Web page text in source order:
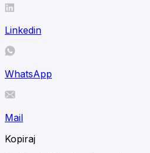
Linkedin
WhatsApp
Mail
Kopiraj